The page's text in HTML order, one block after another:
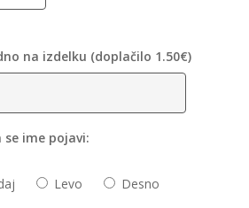
na izdelku (doplačilo 1.50€)
ime pojavi:
Levo Desno